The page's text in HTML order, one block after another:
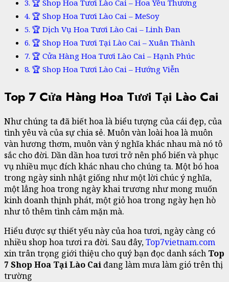
🏆 Shop Hoa Tươi Lào Cai – Hoa Yêu Thương
🏆 Shop Hoa Tươi Lào Cai – MeSoy
🏆 Dịch Vụ Hoa Tươi Lào Cai – Linh Đan
🏆 Shop Hoa Tươi Tại Lào Cai – Xuân Thành
🏆 Cửa Hàng Hoa Tươi Lào Cai – Hạnh Phúc
🏆 Shop Hoa Tươi Lào Cai – Hướng Viễn
Top 7 Cửa Hàng Hoa Tươi Tại Lào Cai
Như chúng ta đã biết hoa là biểu tượng của cái đẹp, của
tình yêu và của sự chia sẻ. Muôn vàn loài hoa là muôn
vàn hương thơm, muôn vàn ý nghĩa khác nhau mà nó tô
sắc cho đời. Dần dần hoa tươi trở nên phổ biến và phục
vụ nhiều mục đích khác nhau cho chúng ta. Một bó hoa
trong ngày sinh nhật giống như một lời chúc ý nghĩa,
một lẳng hoa trong ngày khai trương như mong muốn
kinh doanh thịnh phát, một giỏ hoa trong ngày hẹn hò
như tô thêm tình cảm mặn mà.
Hiểu được sự thiết yếu này của hoa tươi, ngày càng có
nhiều shop hoa tươi ra đời. Sau đây,Top7vietnam.com
xin trân trọng giới thiệu cho quý bạn đọc danh sách Top
7 Shop Hoa Tại Lào Caiđang làm mưa làm gió trên thị
trường